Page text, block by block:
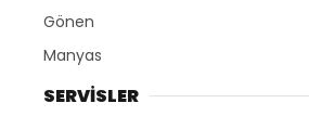
Gönen
Manyas
SERVİSLER